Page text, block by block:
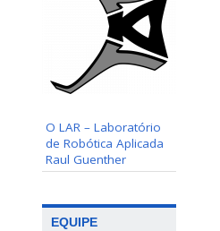
O LAR – Laboratório
de Robótica Aplicada
Raul Guenther
EQUIPE